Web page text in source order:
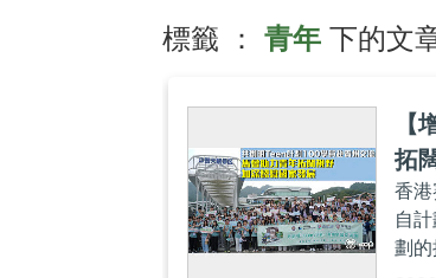
標籤 ： 青年 下的文
【
拓
香港
自
劃